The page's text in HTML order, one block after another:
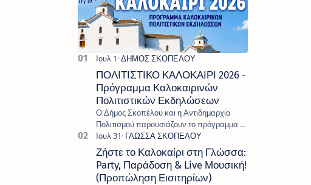
ΠΟΛΙΤΙΣΤΙΚΟ ΚΑΛΟΚΑΙΡΙ 2026 -
Πρόγραμμα Καλοκαιρινών
Πολιτιστικών Εκδηλώσεων
Ο Δήμος Σκοπέλου και η Αντιδημαρχία
Πολιτισμού παρουσιάζουν το πρόγραμμα «
Πολιτιστικό Καλοκαίρι 2026 », ένα πλούσιο
και πολυσυλλεκτικό πρόγραμμα εκδ…
Ζήστε το Καλοκαίρι στη Γλώσσα:
Party, Παράδοση & Live Μουσική!
(Προπώληση Εισιτηρίων)